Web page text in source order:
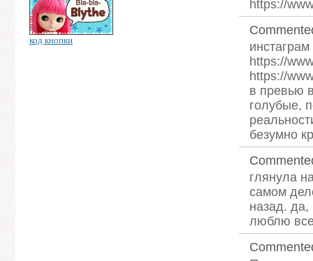
код кнопки
https://
инстаграм
https://
https://
в превью
голубые,
безумно
глянула
самом
назад.
люблю